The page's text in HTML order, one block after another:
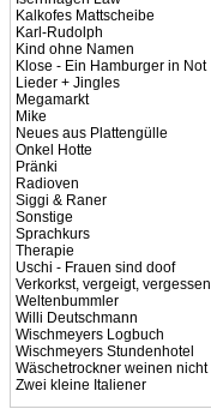
Kalkofes Mattscheibe
Karl-Rudolph
Kind ohne Namen
Klose - Ein Hamburger in Not
Lieder + Jingles
Megamarkt
Mike
Neues aus Plattengülle
Onkel Hotte
Pränki
Radioven
Siggi & Raner
Sonstige
Sprachkurs
Therapie
Uschi - Frauen sind doof
Verkorkst, vergeigt, vergessen
Weltenbummler
Willi Deutschmann
Wischmeyers Logbuch
Wischmeyers Stundenhotel
Wäschetrockner weinen nicht
Zwei kleine Italiener